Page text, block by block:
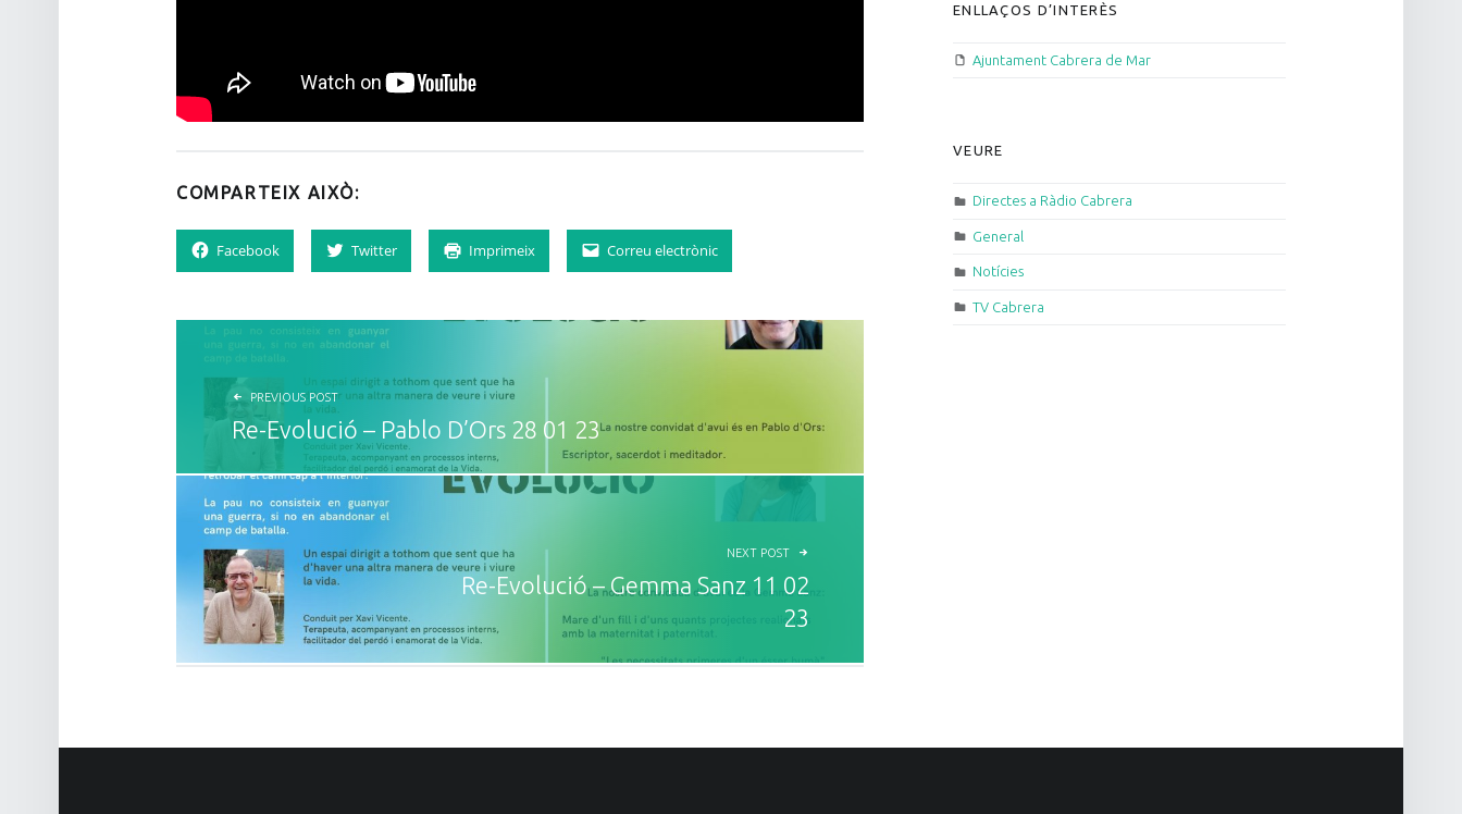
COMPARTEIX AIXÒ:
Facebook Twitter Imprimeix Correu electrònic
NAVEGACIÓ D'ENTRADES
PREVIOUS POST
Re-Evolució – Pablo D’Ors 28 01 23
NEXT POST
Re-Evolució – Gemma Sanz 11 02
23
ENLLAÇOS D’INTERÈS
Ajuntament Cabrera de Mar
VEURE
Directes a Ràdio Cabrera
General
Notícies
TV Cabrera